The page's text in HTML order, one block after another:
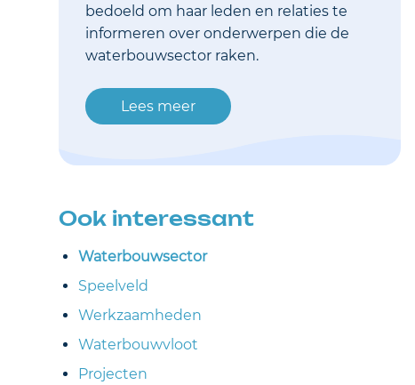
bedoeld om haar leden en relaties te
informeren over onderwerpen die de
waterbouwsector raken.
Lees meer
Ook interessant
Waterbouwsector
Speelveld
Werkzaamheden
Waterbouwvloot
Projecten